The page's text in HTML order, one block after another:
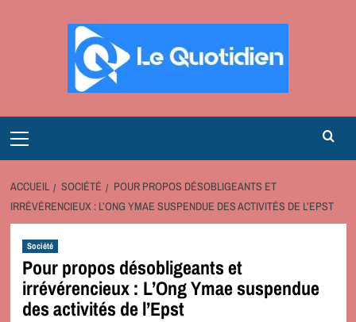
Menu
ACCUEIL SOCIÉTÉ
POUR PROPOS DÉSOBLIGEANTS ET
IRRÉVÉRENCIEUX : L’ONG YMAE SUSPENDUE DES ACTIVITÉS DE L’EPST
Société
Pour propos désobligeants et
irrévérencieux : L’Ong Ymae suspendue
des activités de l’Epst